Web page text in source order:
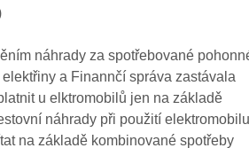
náhrady za spotřebované
a Finannčí správa zastávala
u elktromobilů jen na základě
náhrady při použití
na základě kombinované spotřeby